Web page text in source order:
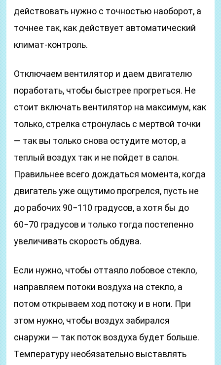
действовать нужно с точностью наоборот, а
точнее так, как действует автоматический
климат-контроль.
Отключаем вентилятор и даем двигателю
поработать, чтобы быстрее прогреться. Не
стоит включать вентилятор на максимум, как
только, стрелка стронулась с мертвой точки
— так вы только снова остудите мотор, а
теплый воздух так и не пойдет в салон.
Правильнее всего дождаться момента, когда
двигатель уже ощутимо прогрелся, пусть не
до рабочих 90−110 градусов, а хотя бы до
60−70 градусов и только тогда постепенно
увеличивать скорость обдува.
Если нужно, чтобы оттаяло лобовое стекло,
направляем потоки воздуха на стекло, а
потом открываем ход потоку и в ноги. При
этом нужно, чтобы воздух забирался
снаружи — так поток воздуха будет больше.
Температуру необязательно выставлять